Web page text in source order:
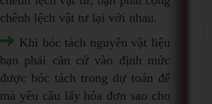
chênh lệch vật tư lại với nhau.
Khi bóc tách nguyên vật liệu
bạn phải căn cứ vào định mức
được bóc tách trong dự toán để
mà yêu cầu lấy hóa đơn sao cho